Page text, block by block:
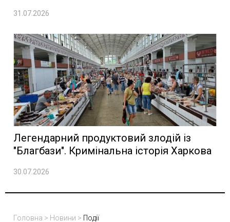
31.07.2026
Легендарний продуктовий злодій із
"Благбази". Кримінальна історія Харкова
30.07.2026
Головна > Новини > Події